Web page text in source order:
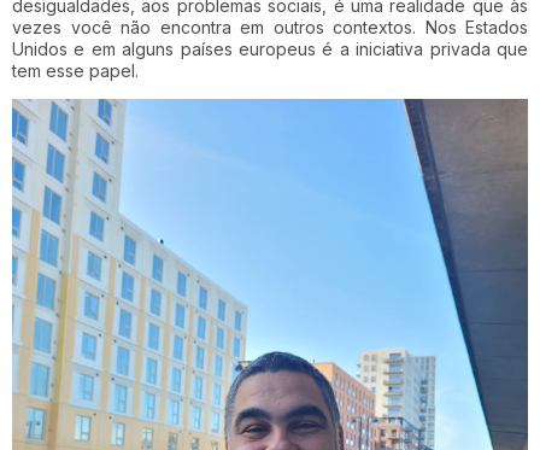
desigualdades, aos problemas sociais, é uma realidade que às
vezes você não encontra em outros contextos. Nos Estados
Unidos e em alguns países europeus é a iniciativa privada que
tem esse papel.